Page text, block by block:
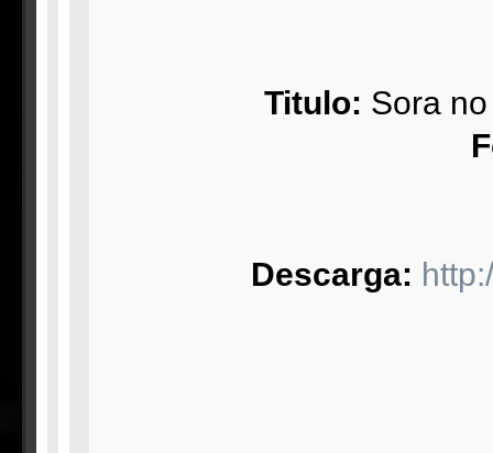
Titulo: Sora
Descarga: